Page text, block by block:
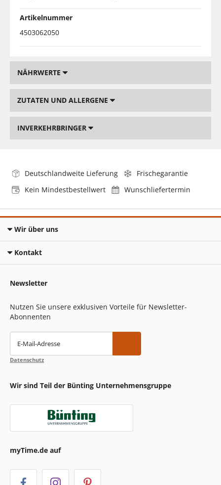
Artikelnummer
4503062050
NÄHRWERTE
ZUTATEN UND ALLERGENE
INVERKEHRBRINGER
Deutschlandweite Lieferung
Frischegarantie
Kein Mindestbestellwert
Wunschliefertermin
Wir über uns
Kontakt
Newsletter
Nutzen Sie unsere exklusiven Vorteile für Newsletter-
Abonnenten
E-Mail-Adresse
Datenschutz
Wir sind Teil der Bünting Unternehmensgruppe
myTime.de auf